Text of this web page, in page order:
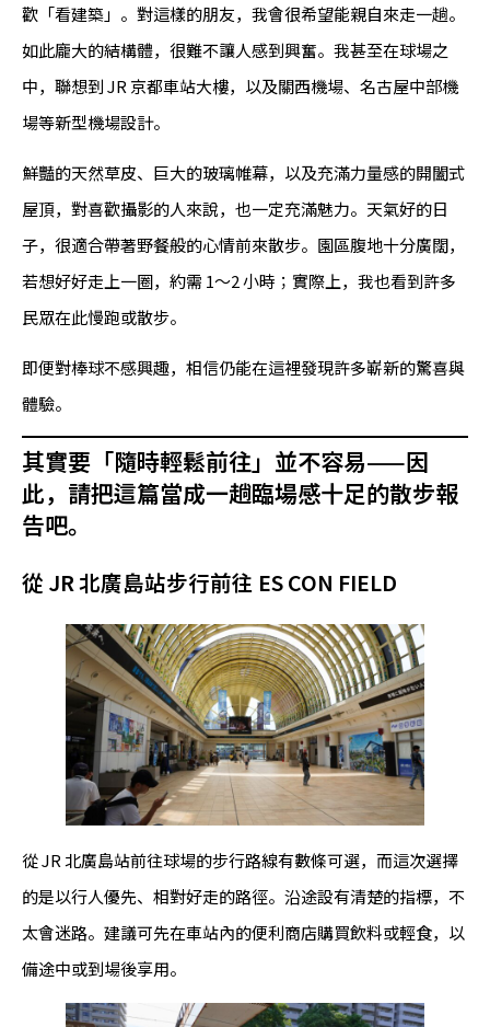
歡「看建築」。對這樣的朋友，我會很希望能親自來走一趟。
如此龐大的結構體，很難不讓人感到興奮。我甚至在球場之
中，聯想到 JR 京都車站大樓，以及關西機場、名古屋中部機
場等新型機場設計。
鮮豔的天然草皮、巨大的玻璃帷幕，以及充滿力量感的開闔式
屋頂，對喜歡攝影的人來說，也一定充滿魅力。天氣好的日
子，很適合帶著野餐般的心情前來散步。園區腹地十分廣闊，
若想好好走上一圈，約需 1～2 小時；實際上，我也看到許多
民眾在此慢跑或散步。
即便對棒球不感興趣，相信仍能在這裡發現許多嶄新的驚喜與
體驗。
其實要「隨時輕鬆前往」並不容易——因
此，請把這篇當成一趟臨場感十足的散步報
告吧。
從 JR 北廣島站步行前往 ES CON FIELD
從 JR 北廣島站前往球場的步行路線有數條可選，而這次選擇
的是以行人優先、相對好走的路徑。沿途設有清楚的指標，不
太會迷路。建議可先在車站內的便利商店購買飲料或輕食，以
備途中或到場後享用。